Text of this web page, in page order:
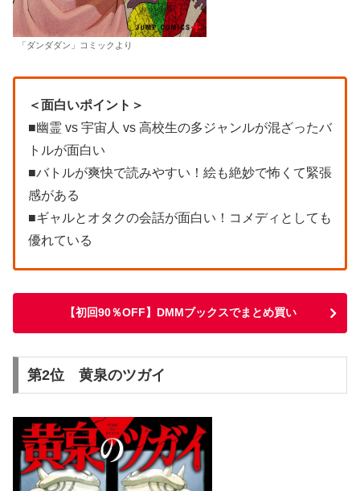
「ダンダダン」コミックより
＜面白いポイント＞
■幽霊 vs 宇宙人 vs 高校生の多ジャンルが混ざったバ
トルが面白い
■バトルが爽快で読みやすい！絵も絶妙で怖くて緊張
感がある
■ギャルとオタクの会話が面白い！コメディとしても
優れている
【初回90％OFF】DMMブックスでまとめ買い
第2位 黄泉のツガイ